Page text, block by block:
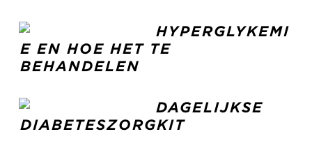
HYPERGLYKEMI
E EN HOE HET TE
BEHANDELEN
DAGELIJKSE
DIABETESZORGKIT